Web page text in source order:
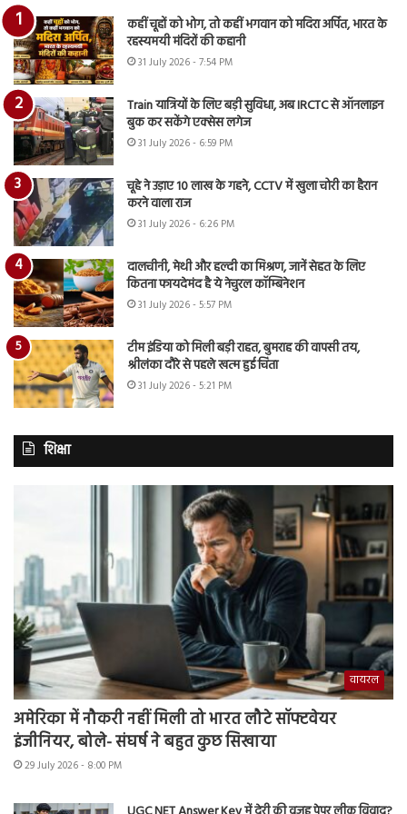
कहीं चूहों को भोग, तो कहीं भगवान को मदिरा अर्पित, भारत के
रहस्यमयी मंदिरों की कहानी
31 July 2026 - 7:54 PM
Train यात्रियों के लिए बड़ी सुविधा, अब IRCTC से ऑनलाइन
बुक कर सकेंगे एक्सेस लगेज
31 July 2026 - 6:59 PM
चूहे ने उड़ाए 10 लाख के गहने, CCTV में खुला चोरी का हैरान
करने वाला राज
31 July 2026 - 6:26 PM
दालचीनी, मेथी और हल्दी का मिश्रण, जानें सेहत के लिए
कितना फायदेमंद है ये नेचुरल कॉम्बिनेशन
31 July 2026 - 5:57 PM
टीम इंडिया को मिली बड़ी राहत, बुमराह की वापसी तय,
श्रीलंका दौरे से पहले खत्म हुई चिंता
31 July 2026 - 5:21 PM
शिक्षा
वायरल
अमेरिका में नौकरी नहीं मिली तो भारत लौटे सॉफ्टवेयर
इंजीनियर, बोले- संघर्ष ने बहुत कुछ सिखाया
29 July 2026 - 8:00 PM